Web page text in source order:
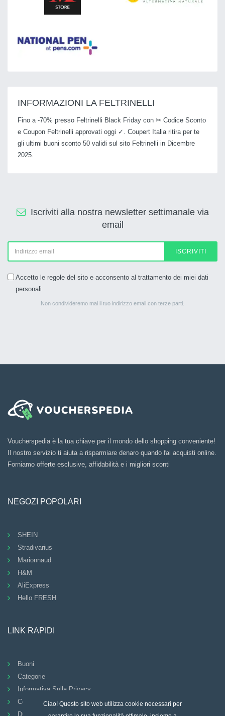
Ciao! Questo sito web utilizza cookie necessari per
INFORMAZIONI LA FELTRINELLI
Fino a -70% presso Feltrinelli Black Friday con ✂ Codice Sconto
e Coupon Feltrinelli approvati oggi ✓. Coupert Italia ritira per te
gli ultimi buoni sconto 50 validi sul sito Feltrinelli in Dicembre
2025.
Iscriviti alla nostra newsletter settimanale via
email
ISCRIVITI
Accetto le regole del sito e acconsento al trattamento dei miei dati
personali
Non condivideremo mai il tuo indirizzo email con terze parti.
Voucherspedia è la tua chiave per il mondo dello shopping conveniente!
Il nostro servizio ti aiuta a risparmiare denaro quando fai acquisti online.
Forniamo offerte esclusive, affidabilità e i migliori sconti
NEGOZI POPOLARI
SHEIN
Stradivarius
Marionnaud
H&M
AliExpress
Hello FRESH
LINK RAPIDI
Buoni
Categorie
Informativa Sulla Privacy
Condizioni Generali
DOMANDE FREQUENTI